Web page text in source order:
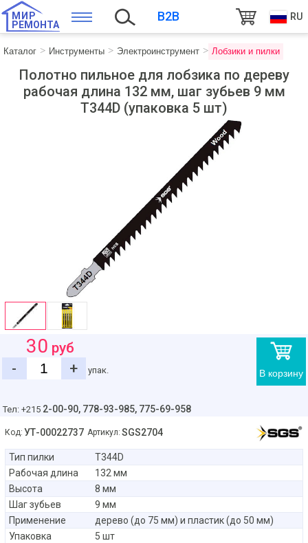
МИР
РЕМОНТА
B2B RU
Каталог Инструменты Электроинструмент Лобзики и пилки
Полотно пильное для лобзика по дереву
рабочая длина 132 мм, шаг зубьев 9 мм
T344D (упаковка 5 шт)
В корзину
30 руб
-
+ упак.
Тел: +215 2-00-90, 778-93-985, 775-69-958
Код: УТ-00022737 Артикул: SGS2704
Тип пилки
T344D
Рабочая длина
132 мм
Высота
8 мм
Шаг зубьев
9 мм
Применение
дерево (до 75 мм) и пластик (до 50 мм)
Упаковка
5 шт